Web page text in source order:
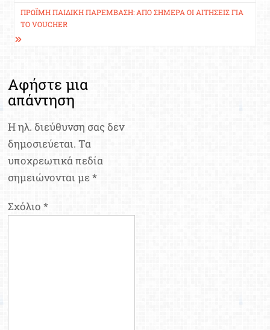
ΠΡΏΙΜΗ ΠΑΙΔΙΚΉ ΠΑΡΈΜΒΑΣΗ: ΑΠΌ ΣΉΜΕΡΑ ΟΙ ΑΙΤΉΣΕΙΣ ΓΙΑ
ΤΟ VOUCHER
Αφήστε μια
απάντηση
Η ηλ. διεύθυνση σας δεν
δημοσιεύεται. Τα
υποχρεωτικά πεδία
σημειώνονται με*
Σχόλιο*